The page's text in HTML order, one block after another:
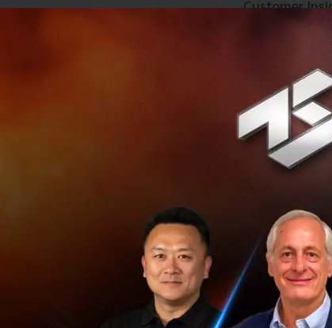
Customer
Marketing
เป็นการขับเ
หมายของกา
Contact
ที่หลากหลายม
การให้บริกา
โดยพาร์ทเน
และ ระบบบริ
ส่วนของ CRM
ช่วยเพิ่มประ
เหมาะสมกับธุ